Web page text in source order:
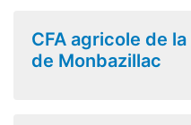
CFA agricole de
de Monbazillac